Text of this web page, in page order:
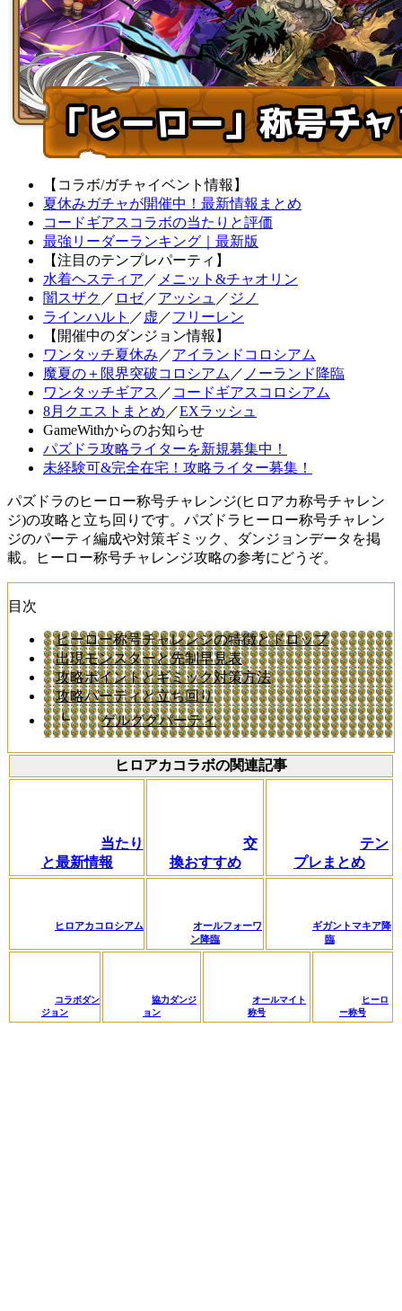
【コラボ/ガチャイベント情報】
夏休みガチャが開催中！最新情報まとめ
コードギアスコラボの当たりと評価
最強リーダーランキング｜最新版
【注目のテンプレパーティ】
水着ヘスティア ／ メニット&チャオリン
闇スザク ／ ロゼ／アッシュ ／ ジノ
ラインハルト ／ 虚 ／フリーレン
【開催中のダンジョン情報】
ワンタッチ夏休み ／アイランドコロシアム
魔夏の＋限界突破コロシアム ／ ノーランド降臨
ワンタッチギアス ／ コードギアスコロシアム
8月クエストまとめ ／EXラッシュ
GameWithからのお知らせ
パズドラ攻略ライターを新規募集中！
未経験可&完全在宅！攻略ライター募集！
パズドラのヒーロー称号チャレンジ(ヒロアカ称号チャレン
ジ)の攻略と立ち回りです。パズドラヒーロー称号チャレン
ジのパーティ編成や対策ギミック、ダンジョンデータを掲
載。ヒーロー称号チャレンジ攻略の参考にどうぞ。
目次
ヒーロー称号チャレンジの特徴とドロップ
出現モンスターと先制早見表
攻略ポイントとギミック対策方法
攻略パーティと立ち回り
┗
ゲルググパーティ
ヒロアカコラボの関連記事
当たり
と最新情報
交
換おすすめ
テン
プレまとめ
ヒロアカコロシアム
オールフォーワ
ン降臨
ギガントマキア降
臨
コラボダン
ジョン
協力ダンジ
ョン
オールマイト
称号
ヒーロ
ー称号